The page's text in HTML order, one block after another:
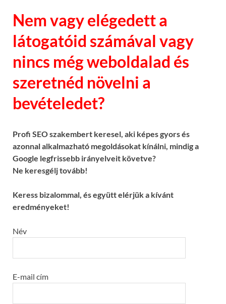
Nem vagy elégedett a
látogatóid számával vagy
nincs még weboldalad és
szeretnéd növelni a
bevételedet?
Profi SEO szakembert keresel, aki képes gyors és
azonnal alkalmazható megoldásokat kínálni, mindig a
Google legfrissebb irányelveit követve?
Ne keresgélj tovább!
Keress bizalommal, és együtt elérjük a kívánt
eredményeket!
Név
E-mail cím